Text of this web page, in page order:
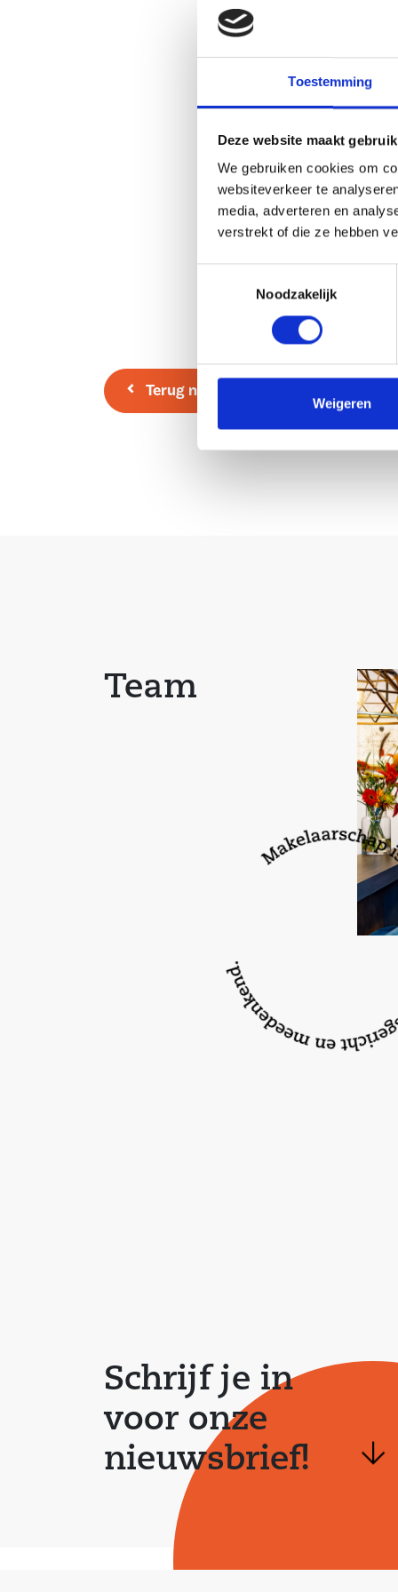
Toestemming
Deze website maakt
We gebruiken cookies om
websiteverkeer te
media, adverteren en
verstrekt of die ze hebben
Noodzakelijk
Weigeren
droger. De berging is tevens voorzien van een
Overloop, vaste linnenkast, 3 slaapkamers
kast, doucheruimte v.v. douche, wastafel en
klein raam voor natuurlijke ventilatie.
Middels een luik te bereiken zolderberging.
– Het sfeervolle centrum van Enschede en het
op enkele minuten loop- of fietsafstand.
– Nieuwe schutting en tuinpoort geplaatst in
– Houten schuur/berging met ruime
– Extern schilderwerk compleet uitgevoerd in
(schriftelijkheidsvereiste). Een bevestiging van
overeenstemming per e-mail of een
de koopovereenkomst wordt niet gezien als
– Er zal een ouderdomsclausule in de te sluiten
koopovereenkomst zal worden opgenomen.
Terug naar overzicht
Team
Schrijf je in
voor onze
nieuwsbrief!